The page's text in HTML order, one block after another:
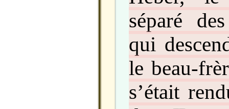
séparé
qui
le beau-
s’était